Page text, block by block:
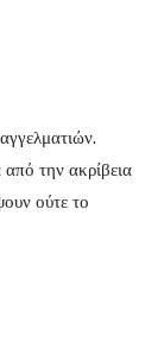
την ακρίβεια
ούτε το